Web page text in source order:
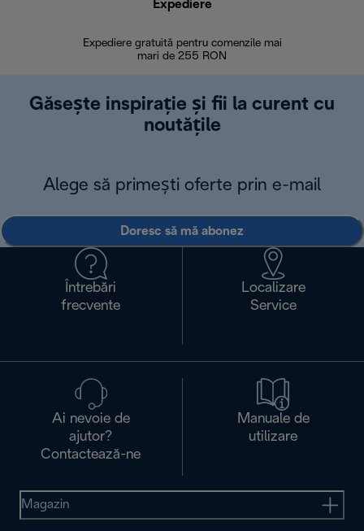
Expediere
Expediere gratuită pentru comenzile mai
mari de 255 RON
Găsește inspirație și fii la curent cu
noutățile
Alege să primești oferte prin e-mail
Doresc să mă abonez
Întrebări
frecvente
Localizare
Service
Ai nevoie de
ajutor?
Contactează-ne
Manuale de
utilizare
Magazin